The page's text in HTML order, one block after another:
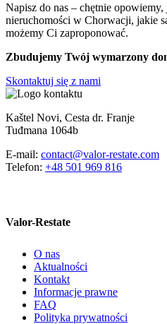
Napisz do nas – chętnie
nieruchomości w Chorwacji, jakie
możemy Ci zaproponować.
Zbudujemy Twój wymarzony
Skontaktuj się z nami
Kaštel Novi, Cesta dr. Franje
Tuđmana 1064b
E-mail: contact@valor-restate.com
Telefon: +48 501 969 816
Valor-Restate
O nas
Aktualności
Kontakt
Informacje prawne
FAQ
Polityka prywatności